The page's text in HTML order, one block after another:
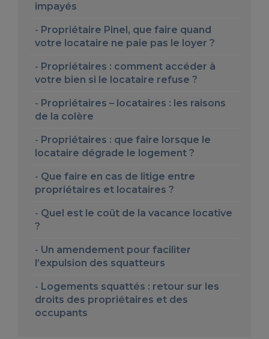
impayés
Propriétaire Pinel, que faire quand
votre locataire ne paie pas le loyer ?
Propriétaires : comment accéder à
votre bien si le locataire refuse ?
Propriétaires – locataires : les raisons
de la colère
Propriétaires : que faire lorsque le
locataire dégrade le logement ?
Que faire en cas de litige entre
propriétaires et locataires ?
Quel est le coût de la vacance locative
?
Un amendement pour faciliter
l’expulsion des squatteurs
Logements squattés : retour sur les
droits des propriétaires et des
occupants